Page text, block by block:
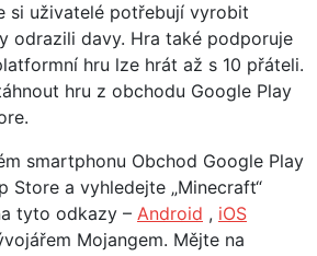
si uživatelé potřebují vyrobit
odrazili davy. Hra také podporuje
hru lze hrát až s 10 přáteli.
hru z obchodu Google Play
smartphonu Obchod Google Play
Store a vyhledejte „Minecraft“
tyto odkazy – Android , iOS
Mojangem. Mějte na